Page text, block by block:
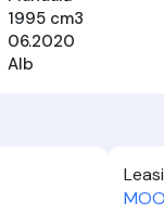
1995 cm3
06.2020
Alb